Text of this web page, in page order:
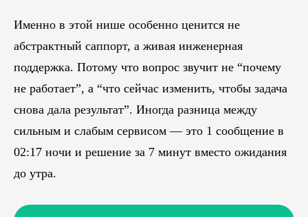
Именно в этой нише особенно ценится не
абстрактный саппорт, а живая инженерная
поддержка. Потому что вопрос звучит не “почему
не работает”, а “что сейчас изменить, чтобы задача
снова дала результат”. Иногда разница между
сильным и слабым сервисом — это 1 сообщение в
02:17 ночи и решение за 7 минут вместо ожидания
до утра.